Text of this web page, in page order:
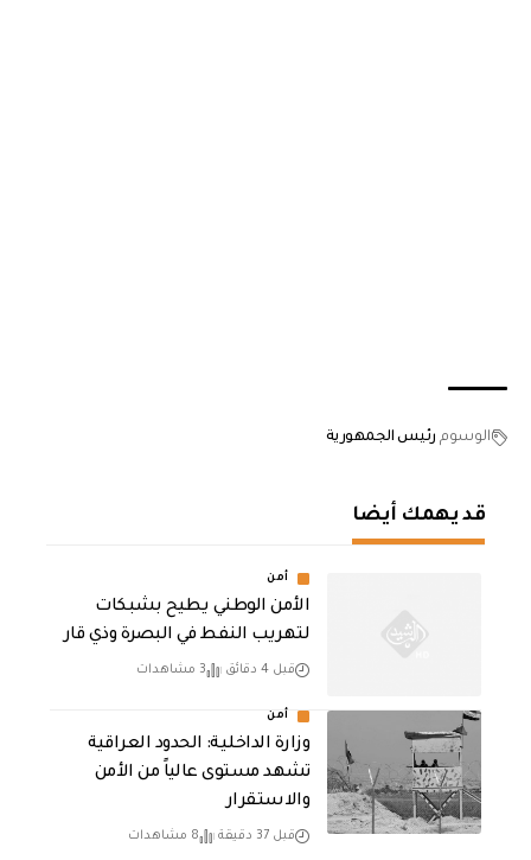
الوسوم رئيس الجمهورية
قد يهمك أيضا
أمن
الأمن الوطني يطيح بشبكات
لتهريب النفط في البصرة وذي قار
قبل 4 دقائق 3 مشاهدات
أمن
وزارة الداخلية: الحدود العراقية
تشهد مستوى عالياً من الأمن
والاستقرار
قبل 37 دقيقة 8 مشاهدات